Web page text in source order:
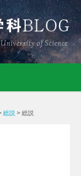
総説 >総説